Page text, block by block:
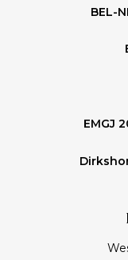
BEL-
EMGJ